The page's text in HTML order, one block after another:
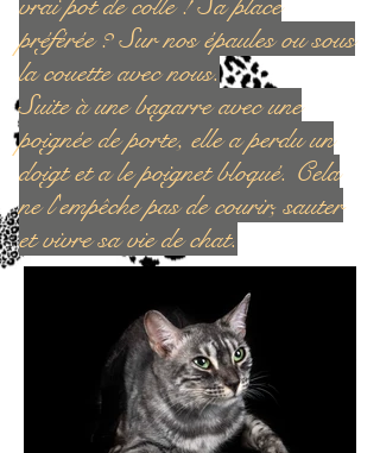
préférée ? Sur nos épaules ou sous
la couette avec nous.
Suite à une bagarre avec une
poignée de porte, elle a perdu un
doigt et a le poignet bloqué. Cela
ne l'empêche pas de courir, sauter
et vivre sa vie de chat.